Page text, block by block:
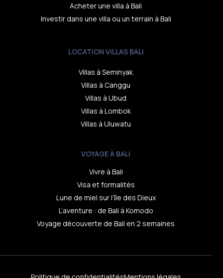
Acheter une villa à Bali
Investir dans une villa ou un terrain à Bali
LOCATION VILLAS BALI
Villas à Seminyak
Villas à Canggu
Villas à Ubud
Villas à Lombok
Villas à Uluwatu
VOYAGE À BALI
Vivre à Bali
Visa et formalités
Lune de miel sur l’île des Dieux
L’aventure : de Bali à Komodo
Voyage découverte de Bali en 2 semaines